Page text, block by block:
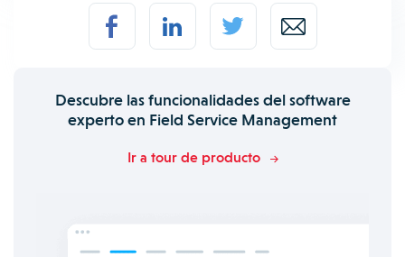
Descubre las funcionalidades del software
experto en Field Service Management
Ir a tour de producto